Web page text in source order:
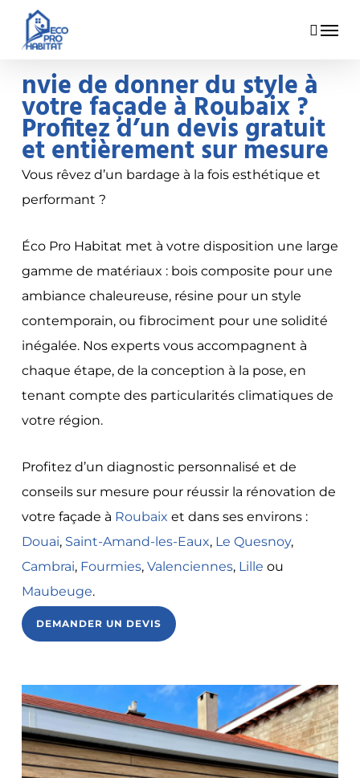
content
Menu
nvie de donner du style à
votre façade à Roubaix ?
Profitez d’un devis gratuit
et entièrement sur mesure
Vous rêvez d’un bardage à la fois esthétique et
performant ?
Éco Pro Habitat met à votre disposition une large
gamme de matériaux : bois composite pour une
ambiance chaleureuse, résine pour un style
contemporain, ou fibrociment pour une solidité
inégalée. Nos experts vous accompagnent à
chaque étape, de la conception à la pose, en
tenant compte des particularités climatiques de
votre région.
Profitez d’un diagnostic personnalisé et de
conseils sur mesure pour réussir la rénovation de
votre façade à Roubaix et dans ses environs :
Douai, Saint-Amand-les-Eaux, Le Quesnoy,
Cambrai, Fourmies, Valenciennes, Lille ou
Maubeuge.
DEMANDER UN DEVIS